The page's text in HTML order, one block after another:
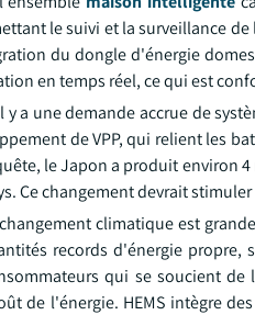
le suivi et la surveillance
du dongle d'énergie
en temps réel, ce qui est
a une demande accrue de
de VPP, qui relient les
le Japon a produit environ
Ce changement devrait
climatique est
records d'énergie propre,
qui se soucient
de l'énergie. HEMS intègre